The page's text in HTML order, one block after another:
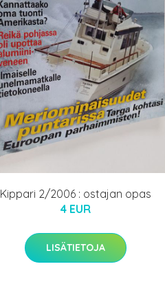
Kippari 2/2006 : ostajan opas
4 EUR
LISÄTIETOJA